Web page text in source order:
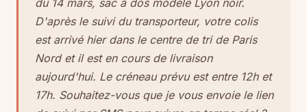
du 14 mars, sac à dos modèle Lyon noir.
D'après le suivi du transporteur, votre colis
est arrivé hier dans le centre de tri de Paris
Nord et il est en cours de livraison
aujourd'hui. Le créneau prévu est entre 12h et
17h. Souhaitez-vous que je vous envoie le lien